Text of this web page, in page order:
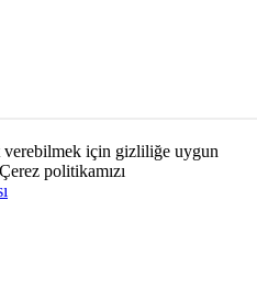
verebilmek için gizliliğe uygun
politikamızı